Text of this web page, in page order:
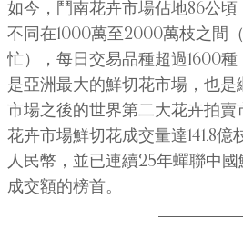
如今，鬥南花卉市場佔地86公
不同在1000萬至2000萬枝之間
忙），每日交易品種超過1600種
是亞洲最大的鮮切花市場，也
市場之後的世界第二大花卉拍
花卉市場鮮切花成交量達141.8億
人民幣，並已連續25年蟬聯中
成交額的榜首。